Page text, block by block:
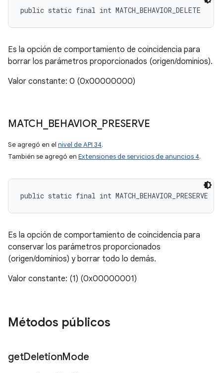
public static final int MATCH_BEHAVIOR_DELETE
Es la opción de comportamiento de coincidencia para
borrar los parámetros proporcionados (origen/dominios).
Valor constante: 0 (0x00000000)
MATCH BEHAVIOR_ PRESERVE
Se agregó en el nivel de API 34.
También se agregó en Extensiones de servicios de anuncios 4.
public static final int MATCH_BEHAVIOR_PRESERVE
Es la opción de comportamiento de coincidencia para
conservar los parámetros proporcionados
(origen/dominios) y borrar todo lo demás.
Valor constante: (1) (0x00000001)
Métodos públicos
getDeletionMode